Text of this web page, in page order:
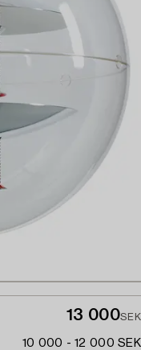
13 000SEK
10 000 - 12 000 SEK